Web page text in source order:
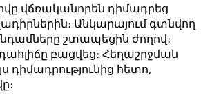
վճռականորեն դիմադրեց
Անկարայում գտնվող
շտապեցին ժողով։
բացվեց։ Հեղաշրջման
դիմադրությունից հետո,